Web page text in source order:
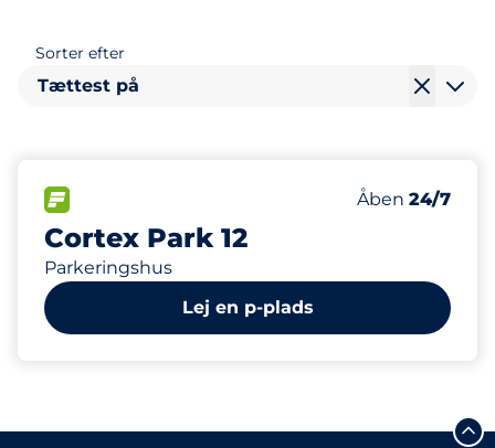
Sorter efter
Tættest på
Cortex Park 12
Parkeringshus
Antal
Antal pladser
396
Torsdag&nbsp
Åben 24/7
Lej en p-plads